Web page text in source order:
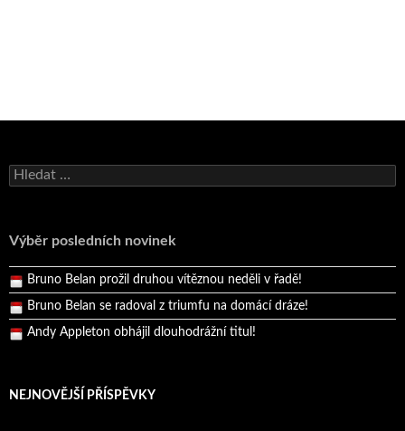
Vyhledávání
Výběr posledních novinek
Bruno Belan se radoval z triumfu na domácí dráze!
Pražský přebor neskrblil překvapeními!
Bruno Belan prožil druhou vítěznou neděli v řadě!
Bruno Belan se radoval z triumfu na domácí dráze!
Andy Appleton obhájil dlouhodrážní titul!
NEJNOVĚJŠÍ PŘÍSPĚVKY